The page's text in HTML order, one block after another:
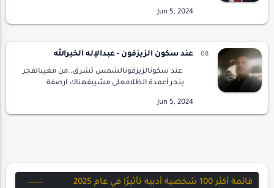
زلاتيصاحبت المواسم كلهاوأبصرت الفجر
عند سكون الزيزفون - عبدالإله الخيرالله
عند سكونالزيزفونالشمس تشرق..من مغيبالفجر
ينحر أعمدة الظلامعلى مشيبفهناك ارصفة
هنامازلت.. اعبث فيدميواحوك في وهمالضياع
قائمة أكثر 100 شخصية أدبية تأثيرًا في عام 2025